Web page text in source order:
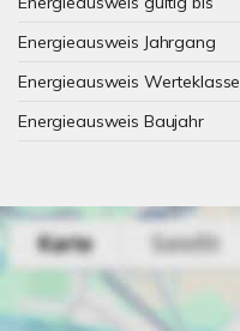
Energieausweis Jahrgang
Energieausweis Werteklasse
Energieausweis Baujahr